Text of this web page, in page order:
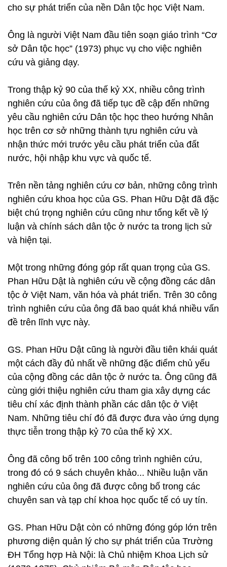
cho sự phát triển của nền Dân tộc học Việt Nam.
Ông là người Việt Nam đầu tiên soạn giáo trình “Cơ
sở Dân tộc học” (1973) phục vụ cho việc nghiên
cứu và giảng dạy.
Trong thập kỷ 90 của thế kỷ XX, nhiều công trình
nghiên cứu của ông đã tiếp tục đề cập đến những
yêu cầu nghiên cứu Dân tộc học theo hướng Nhân
học trên cơ sở những thành tựu nghiên cứu và
nhận thức mới trước yêu cầu phát triển của đất
nước, hội nhập khu vực và quốc tế.
Trên nền tảng nghiên cứu cơ bản, những công trình
nghiên cứu khoa học của GS. Phan Hữu Dật đã đặc
biệt chú trọng nghiên cứu cũng như tổng kết về lý
luận và chính sách dân tộc ở nước ta trong lịch sử
và hiện tại.
Một trong những đóng góp rất quan trọng của GS.
Phan Hữu Dật là nghiên cứu về cộng đồng các dân
tộc ở Việt Nam, văn hóa và phát triển. Trên 30 công
trình nghiên cứu của ông đã bao quát khá nhiều vấn
đề trên lĩnh vực này.
GS. Phan Hữu Dật cũng là người đầu tiên khái quát
một cách đầy đủ nhất về những đặc điểm chủ yếu
của cộng đồng các dân tộc ở nước ta. Ông cũng đã
cùng giới thiệu nghiên cứu tham gia xây dựng các
tiêu chí xác định thành phần các dân tộc ở Việt
Nam. Những tiêu chí đó đã được đưa vào ứng dụng
thực tiễn trong thập kỷ 70 của thế kỷ XX.
Ông đã công bố trên 100 công trình nghiên cứu,
trong đó có 9 sách chuyên khảo... Nhiều luận văn
nghiên cứu của ông đã được công bố trong các
chuyên san và tạp chí khoa học quốc tế có uy tín.
GS. Phan Hữu Dật còn có những đóng góp lớn trên
phương diện quản lý cho sự phát triển của Trường
ĐH Tổng hợp Hà Nội: là Chủ nhiệm Khoa Lịch sử